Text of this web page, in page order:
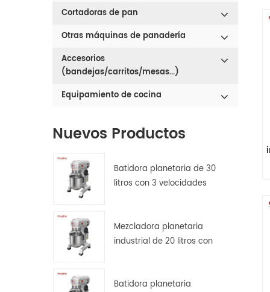
Cortadoras de pan
Otras máquinas de panadería
Accesorios
(bandejas/carritos/mesas...)
Equipamiento de cocina
Nuevos Productos
Batidora planetaria de 30
litros con 3 velocidades
Mezcladora planetaria
industrial de 20 litros con
Batidora planetaria